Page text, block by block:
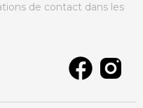
de contact dans les